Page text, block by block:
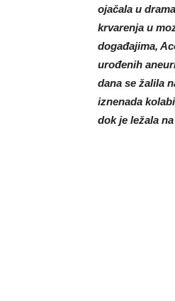
ojačala u
krvarenja u
događajima,
urođenih
dana se žalila
iznenada
dok je ležala